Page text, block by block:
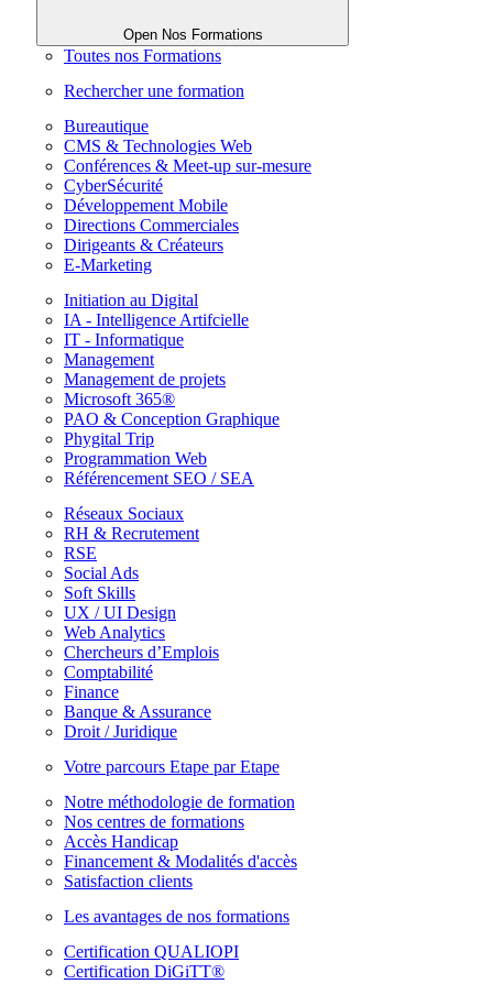
Open Nos Formations
Toutes nos Formations
Rechercher une formation
Bureautique
CMS & Technologies Web
Conférences & Meet-up sur-mesure
CyberSécurité
Développement Mobile
Directions Commerciales
Dirigeants & Créateurs
E-Marketing
Initiation au Digital
IA - Intelligence Artifcielle
IT - Informatique
Management
Management de projets
Microsoft 365®
PAO & Conception Graphique
Phygital Trip
Programmation Web
Référencement SEO / SEA
Réseaux Sociaux
RH & Recrutement
RSE
Social Ads
Soft Skills
UX / UI Design
Web Analytics
Chercheurs d’Emplois
Comptabilité
Finance
Banque & Assurance
Droit / Juridique
Votre parcours Etape par Etape
Notre méthodologie de formation
Nos centres de formations
Accès Handicap
Financement & Modalités d'accès
Satisfaction clients
Les avantages de nos formations
Certification QUALIOPI
Certification DiGiTT®